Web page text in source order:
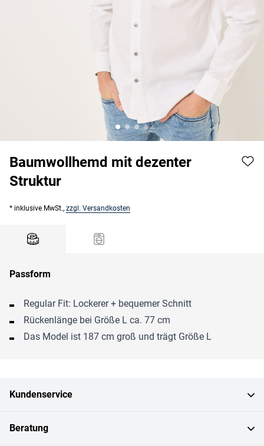
Baumwollhemd mit dezenter
Struktur
* inklusive MwSt., zzgl. Versandkosten
Passform
Regular Fit: Lockerer + bequemer Schnitt
Rückenlänge bei Größe L ca. 77 cm
Das Model ist 187 cm groß und trägt Größe L
Kundenservice
Beratung